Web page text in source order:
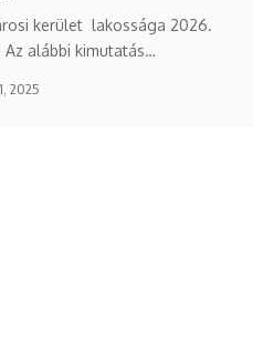
kerület lakossága 2026.
Az alábbi kimutatás…
2025